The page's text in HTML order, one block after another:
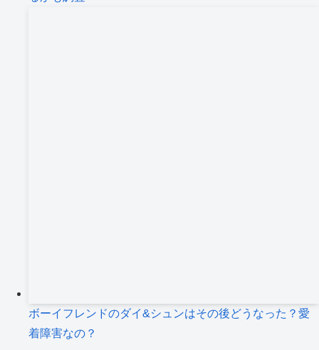
ボーイフレンドのダイ&シュンはその後どうなった？愛
着障害なの？